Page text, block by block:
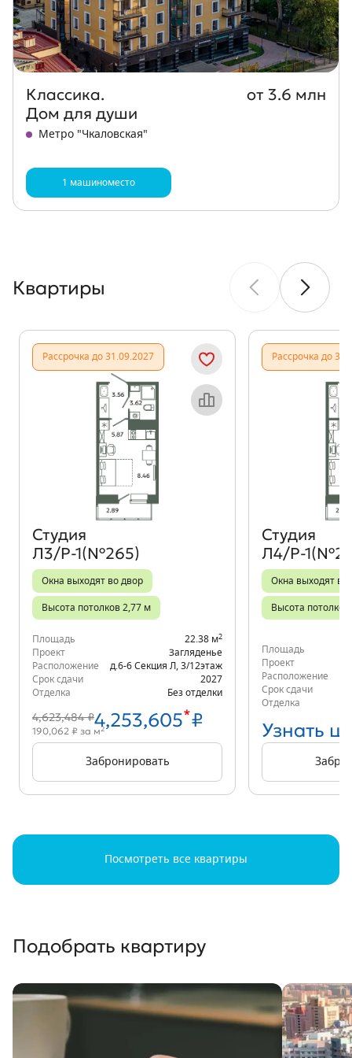
Классика.
Дом для души
от 3.6 млн
Метро "Чкаловская"
1 машиноместо
Квартиры Показать Показать
Рассрочка до 31.09.2027
Объект месяца
Студия
Л3/Р-1(№265)
Окна выходят во двор
Высота потолков 2,77 м
Площадь 22.38 м2
Проект
Загляденье
Расположение
д.6-6 Секция Л 3/12этаж
Срок сдачи
2027
Отделка
Без отделки
4,623,484 ₽4,253,605*₽
190,062 ₽ за м2
Забронировать
Рассрочка до
Студия
Л4/Р-
Окна выходят во
Высота
Площадь
Проект
Расположение
Срок сдачи
Отделка
Узнать
Посмотреть все квартиры
Подобрать квартиру